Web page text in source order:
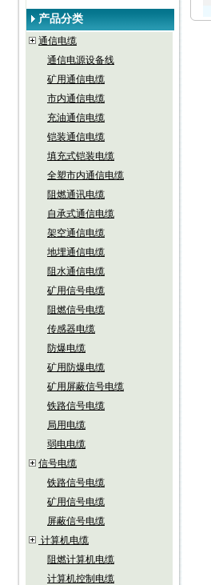
产品分类
通信电缆
通信电源设备线
矿用通信电缆
市内通信电缆
充油通信电缆
铠装通信电缆
填充式铠装电缆
全塑市内通信电缆
阻燃通讯电缆
自承式通信电缆
架空通信电缆
地埋通信电缆
阻水通信电缆
矿用信号电缆
阻燃信号电缆
传感器电缆
防爆电缆
矿用防爆电缆
矿用屏蔽信号电缆
铁路信号电缆
局用电缆
弱电电缆
信号电缆
铁路信号电缆
矿用信号电缆
屏蔽信号电缆
计算机电缆
阻燃计算机电缆
计算机控制电缆